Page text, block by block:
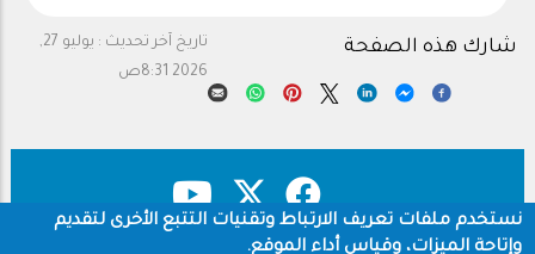
تاريخ آخر تحديث :
يوليو 27,
2026 8:31ص
شارك هذه الصفحة
نستخدم ملفات تعريف الارتباط وتقنيات التتبع الأخرى لتقديم
وإتاحة الميزات، وقياس أداء الموقع.